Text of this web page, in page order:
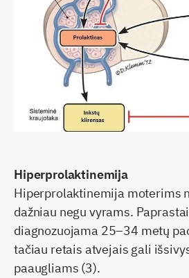
Hiperprolaktinemija
Hiperprolaktinemija moterims
dažniau negu vyrams.
diagnozuojama 25–34 metų
tačiau retais atvejais gali
paaugliams (3).